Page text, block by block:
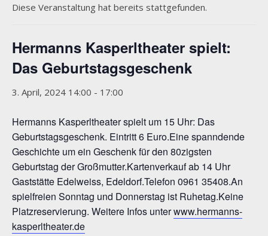
Diese Veranstaltung hat bereits stattgefunden.
Hermanns Kasperltheater spielt:
Das Geburtstagsgeschenk
3. April, 2024 14:00 - 17:00
Hermanns Kasperltheater spielt um 15 Uhr: Das
Geburtstagsgeschenk. Eintritt 6 Euro.Eine spanndende
Geschichte um ein Geschenk für den 80zigsten
Geburtstag der Großmutter.Kartenverkauf ab 14 Uhr
Gaststätte Edelweiss, Edeldorf.Telefon 0961 35408.An
spielfreien Sonntag und Donnerstag ist Ruhetag.Keine
Platzreservierung. Weitere Infos unterwww.hermanns-
kasperltheater.de